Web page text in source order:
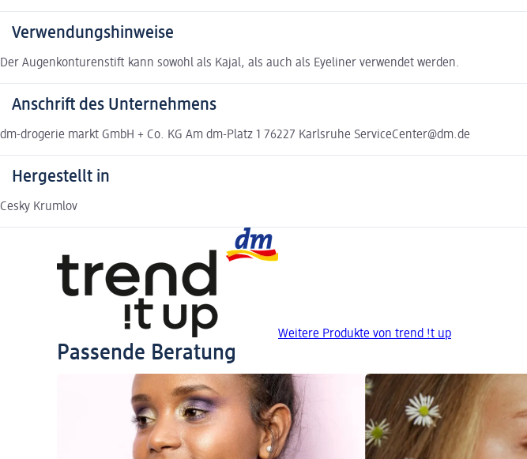
Verwendungshinweise
Der Augenkonturenstift kann sowohl als Kajal, als auch als Eyeliner verwendet werden.
Anschrift des Unternehmens
dm-drogerie markt GmbH + Co. KG Am dm-Platz 1 76227 Karlsruhe ServiceCenter@dm.de
Hergestellt in
Cesky Krumlov
Weitere Produkte von trend !t up
Passende Beratung